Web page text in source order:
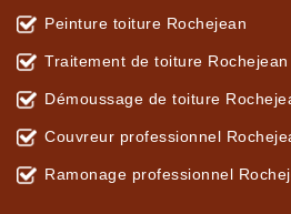
Peinture toiture Rochejean
Traitement de toiture Rochejean
Démoussage de toiture
Couvreur professionnel
Ramonage professionnel